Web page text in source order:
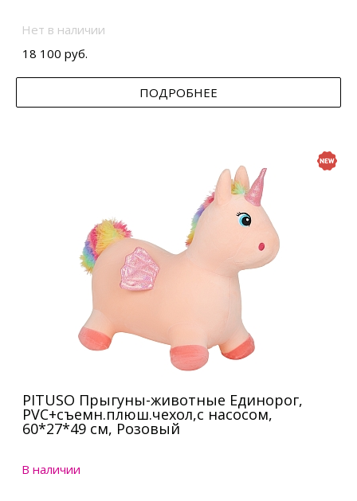
Нет в наличии
18 100 руб.
ПОДРОБНЕЕ
PITUSO Прыгуны-животные Единорог,
PVC+съемн.плюш.чехол,с насосом,
60*27*49 см, Розовый
В наличии